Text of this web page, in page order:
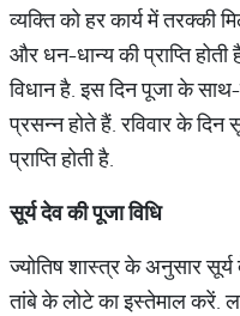
व्यक्ति को हर कार्य में तरक्की
और धन-धान्य की प्राप्ति होती
विधान है. इस दिन पूजा के
प्रसन्न होते हैं. रविवार के
प्राप्ति होती है.
सूर्यदेवकीपूजाविधि
ज्योतिष शास्त्र के अनुसार
तांबे के लोटे का इस्तेमाल करें.